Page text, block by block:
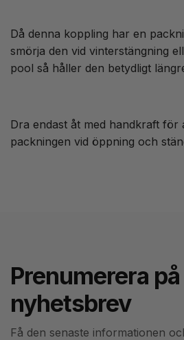
Då denna koppling har en
smörja den vid vinterstängning
pool så håller den betydligt
Dra endast åt med handkraft för
packningen vid öppning och
Prenumerera på
nyhetsbrev
Få den senaste informationen